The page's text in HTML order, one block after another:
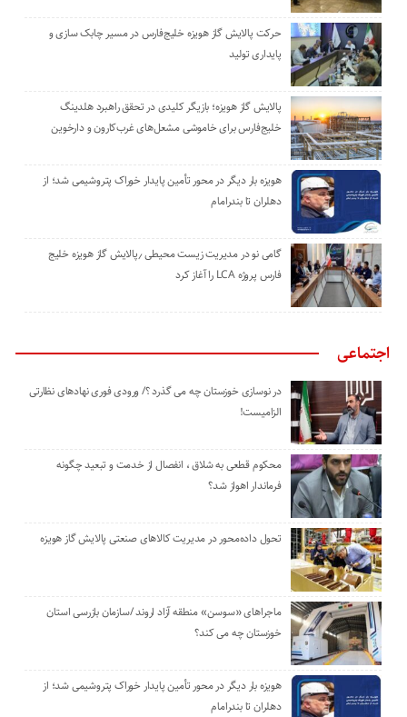
حرکت پالایش گاز هویزه خلیج‌فارس در مسیر چابک سازی و
پایداری تولید
پالایش گاز هویزه؛ بازیگر کلیدی در تحقق راهبرد هلدینگ
خلیج‌فارس برای خاموشی مشعل‌های غرب‌کارون و دارخوین
هویزه بار دیگر در محور تأمین پایدار خوراک پتروشیمی شد؛ از
دهلران تا بندرامام
گامی نو در مدیریت زیست ‌محیطی ٫پالایش گاز هویزه خلیج
‌فارس پروژه LCA را آغاز کرد
اجتماعی
در نوسازی خوزستان چه می گذرد ؟/ ورودی فوری نهادهای نظارتی
الزامیست!
محکوم قطعی به شلاق ، انفصال از خدمت و تبعید چگونه
فرماندار اهواز شد؟
تحول داده‌محور در مدیریت کالاهای صنعتی پالایش گاز هویزه
ماجراهای «سوسن» منطقه آزاد اروند /سازمان بازرسی استان
خوزستان چه می کند؟
هویزه بار دیگر در محور تأمین پایدار خوراک پتروشیمی شد؛ از
دهلران تا بندرامام